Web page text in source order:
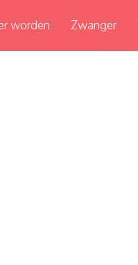
worden Zwanger